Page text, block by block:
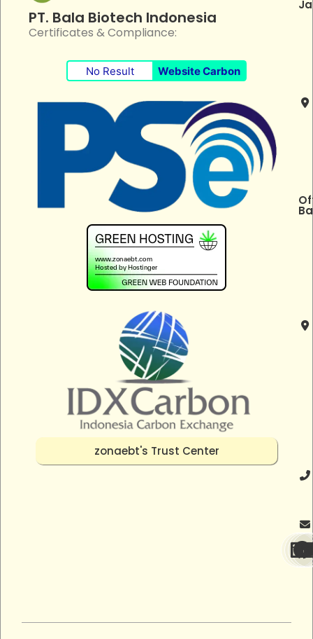
PT. Bala Biotech Indonesia
Certificates & Compliance:
No Result Website Carbon
zonaebt's Trust Center